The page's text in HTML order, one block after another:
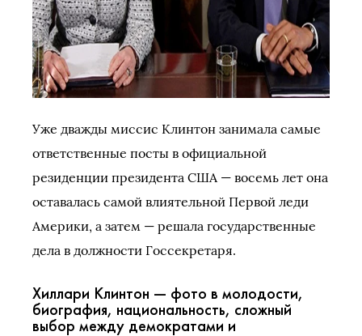
Уже дважды миссис Клинтон занимала самые
ответственные посты в официальной
резиденции президента США — восемь лет она
оставалась самой влиятельной Первой леди
Америки, а затем — решала государственные
дела в должности Госсекретаря.
Хиллари Клинтон — фото в молодости,
биография, национальность, сложный
выбор между демократами и